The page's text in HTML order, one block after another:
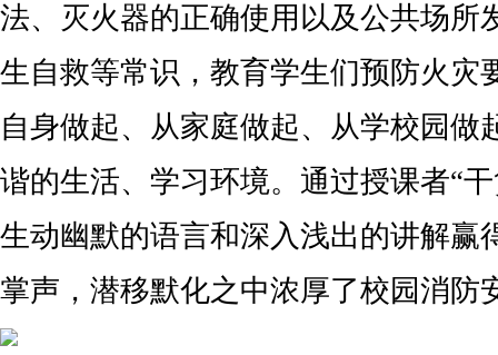
法、灭火器的正确使用以及公共场所
生自救等常识，教育学生们预防火灾
自身做起、从家庭做起、从学校园做
谐的生活、学习环境。通过授课者“
生动幽默的语言和深入浅出的讲解赢
掌声，潜移默化之中浓厚了校园消防